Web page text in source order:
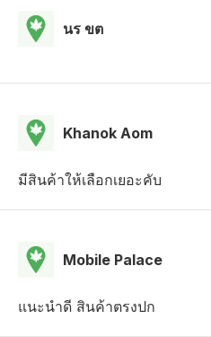
นร ขต
Khanok Aom
มีสินค้าให้เลือกเยอะคับ
Mobile Palace
แนะนำดี สินค้าตรงปก